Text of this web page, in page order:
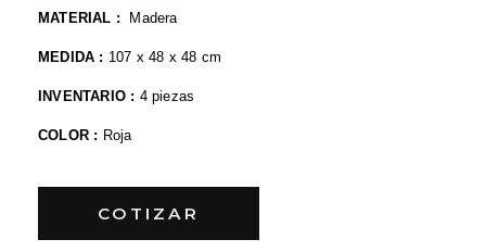
MATERIAL : Madera
MEDIDA : 107 x 48 x 48 cm
INVENTARIO : 4 piezas
COLOR : Roja
COTIZAR